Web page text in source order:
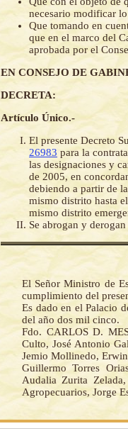
necesario modificar
Que tomando en
que en el marco del
aprobada por el
EN CONSEJO DE
DECRETA:
Artículo Único.-
El presente Decreto
26983 para la
las designaciones y
de 2005, en
debiendo a partir de
mismo distrito hasta
mismo distrito
Se abrogan y
El Señor Ministro de
cumplimiento del
Es dado en el Palacio
del año dos mil cinco.
Fdo. CARLOS D.
Culto, José Antonio
Jemio Mollinedo,
Guillermo Torres
Audalia Zurita
Agropecuarios, Jorge